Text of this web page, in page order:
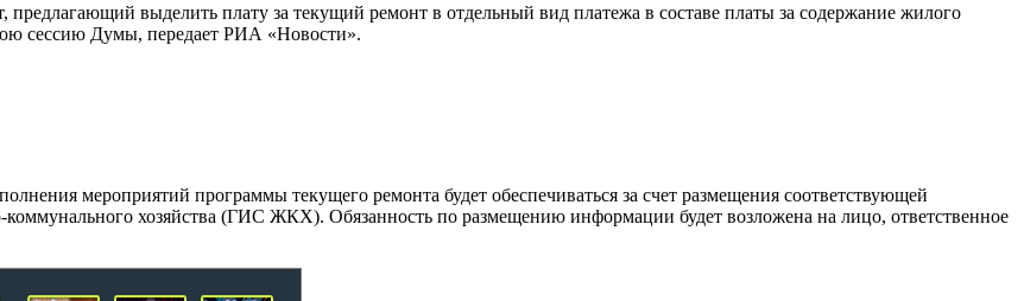
выделить плату за текущий ремонт в отдельный вид платежа в составе платы за содержание жилого
сессию Думы, передает РИА «Новости».
мероприятий программы текущего ремонта будет обеспечиваться за счет размещения соответствующей
хозяйства (ГИС ЖКХ). Обязанность по размещению информации будет возложена на лицо, ответственное